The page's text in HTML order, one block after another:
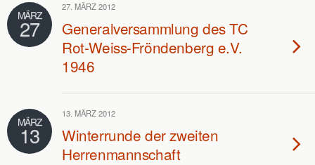
MÄRZ
27
27. MÄRZ 2012
Generalversammlung des TC
Rot-Weiss-Fröndenberg e.V.
1946
MÄRZ
13
13. MÄRZ 2012
Winterrunde der zweiten
Herrenmannschaft